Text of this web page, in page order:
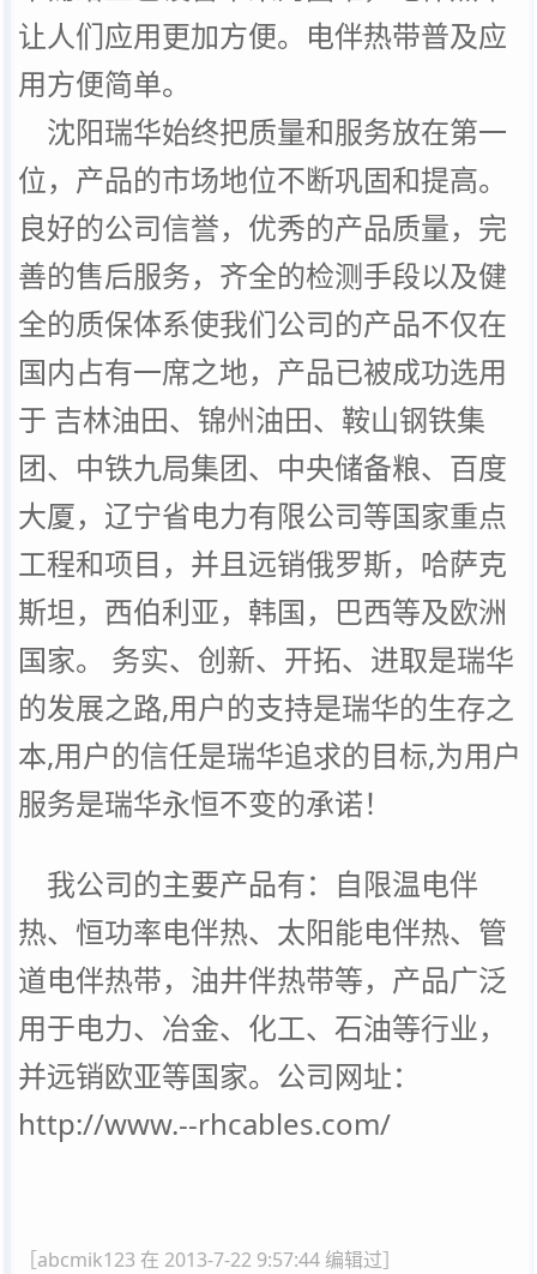
让人们应用更加方便。 电伴热带普及应
用方便简单。
沈阳瑞华始终把质量和服务放在第一
位，产品的市场地位不断巩固和提高。
良好的公司信誉，优秀的产品质量，完
善的售后服务，齐全的检测手段以及健
全的质保体系使我们公司的产品不仅在
国内占有一席之地，产品已被成功选用
于 吉林油田、锦州油田、鞍山钢铁集
团、中铁九局集团、中央储备粮、百度
大厦，辽宁省电力有限公司等国家重点
工程和项目，并且远销俄罗斯，哈萨克
斯坦，西伯利亚，韩国，巴西等及欧洲
国家。 务实、创新、开拓、进取是瑞华
的发展之路,用户的支持是瑞华的生存之
本,用户的信任是瑞华追求的目标,为用户
服务是瑞华永恒不变的承诺！
我公司的主要产品有：
自限温电伴
热、 恒功率电伴热、 太阳能电伴热、 管
道电伴热带， 油井伴热带等，产品广泛
用于电力、冶金、化工、石油等行业，
并远销欧亚等国家。公司网址：
http://www.--rhcables.com/
［abcmik123 在 2013-7-22 9:57:44 编辑过］